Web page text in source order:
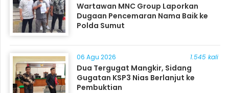
Wartawan MNC Group Laporkan
Dugaan Pencemaran Nama Baik ke
Polda Sumut
06 Agu 2026 1.545 kali
Dua Tergugat Mangkir, Sidang
Gugatan KSP3 Nias Berlanjut ke
Pembuktian